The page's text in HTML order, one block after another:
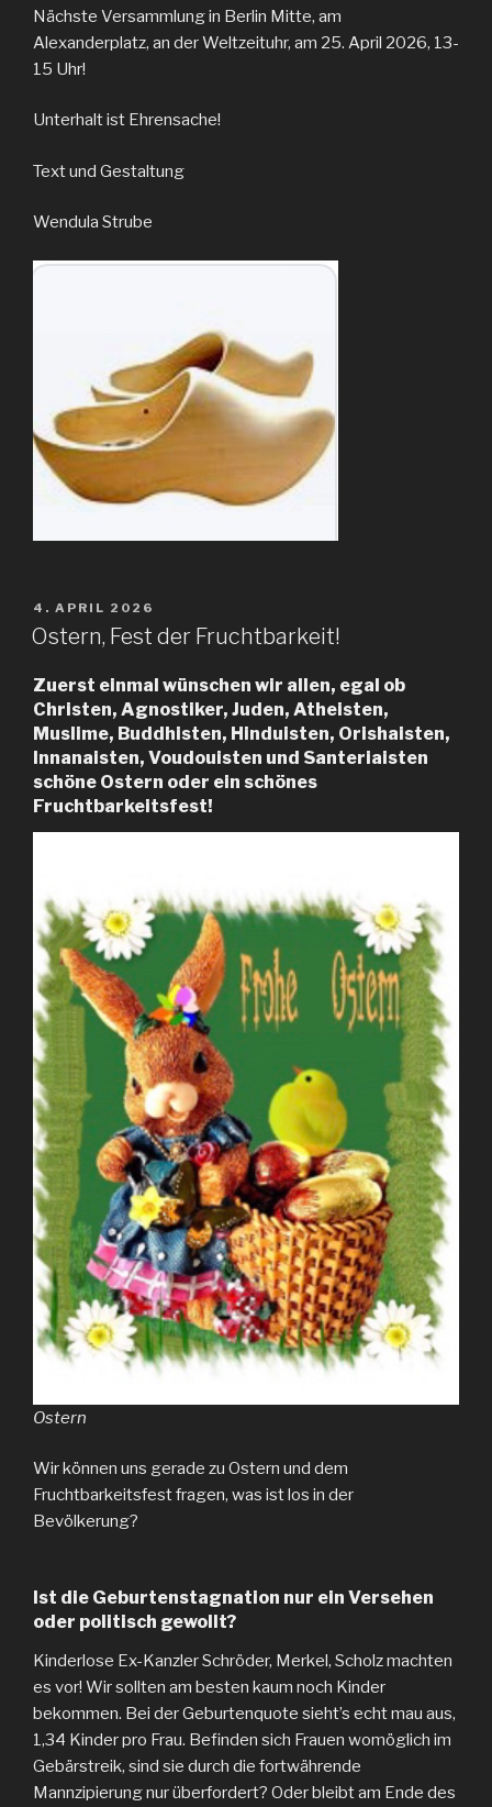
Nächste Versammlung in Berlin Mitte, am
Alexanderplatz, an der Weltzeituhr, am 25. April 2026, 13-
15 Uhr!
Unterhalt ist Ehrensache!
Text und Gestaltung
Wendula Strube
VERÖFFENTLICHT
AM
4. APRIL 2026
Ostern, Fest der Fruchtbarkeit!
Zuerst einmal wünschen wir allen, egal ob
Christen, Agnostiker, Juden, Atheisten,
Muslime, Buddhisten, Hinduisten, Orishaisten,
Innanaisten, Voudouisten und Santeriaisten
schöne Ostern oder ein schönes
Fruchtbarkeitsfest!
Ostern
Wir können uns gerade zu Ostern und dem
Fruchtbarkeitsfest fragen, was ist los in der
Bevölkerung?
Ist die Geburtenstagnation nur ein Versehen
oder politisch gewollt?
Kinderlose Ex-Kanzler Schröder, Merkel, Scholz machten
es vor! Wir sollten am besten kaum noch Kinder
bekommen. Bei der Geburtenquote sieht’s echt mau aus,
1,34 Kinder pro Frau. Befinden sich Frauen womöglich im
Gebärstreik, sind sie durch die fortwährende
Mannzipierung nur überfordert? Oder bleibt am Ende des